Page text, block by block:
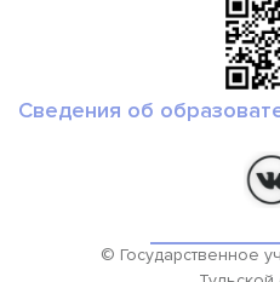
Сведения об
© Государственное